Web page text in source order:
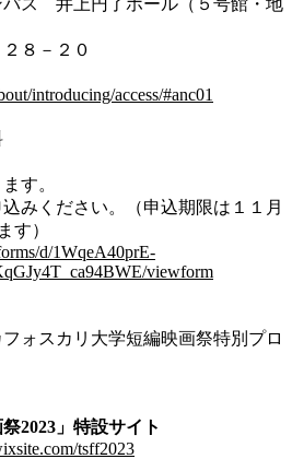
８－２０
introducing/access/#anc01
す。
みください。（申込期限は１１月
す）
d/1WqeA40prE-
viewform
ォスカリ大学短編映画祭特別プロ
2023」特設サイト
tsff2023